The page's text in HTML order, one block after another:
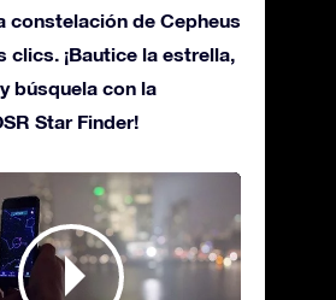
constelación de Cepheus
clics. ¡Bautice la estrella,
búsquela con la
Star Finder!